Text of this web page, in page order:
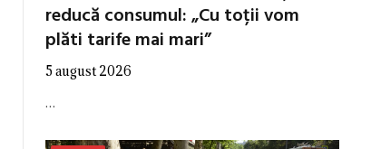
reducă consumul: „Cu toții vom
plăti tarife mai mari”
5 august 2026
…